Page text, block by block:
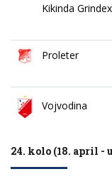
Kikinda Grindex
Proleter
Vojvodina
24. kolo (18. april -